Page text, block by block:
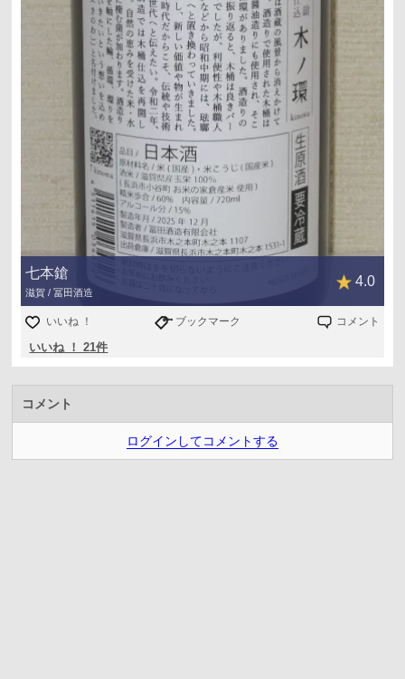
七本鎗
滋賀 / 冨田酒造
4.0
いいね ！ ブックマーク コメント
いいね ！ 21件
コメント
ログインしてコメントする